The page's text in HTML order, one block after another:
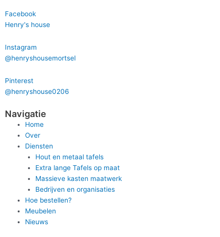
Facebook
Henry's house
Instagram
@henryshousemortsel
Pinterest
@henryshouse0206
Navigatie
Home
Over
Diensten
Hout en metaal tafels
Extra lange Tafels op maat
Massieve kasten maatwerk
Bedrijven en organisaties
Hoe bestellen?
Meubelen
Nieuws